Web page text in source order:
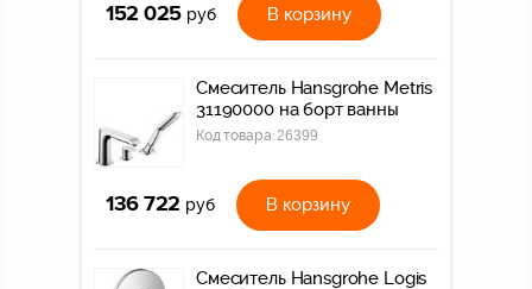
152 025 руб В корзину
Смеситель Hansgrohe Metris
31190000 на борт ванны
Код товара:26399
136 722 руб В корзину
Смеситель Hansgrohe Logis